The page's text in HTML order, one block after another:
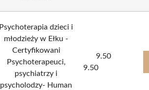
Psychoterapia dzieci i
młodzieży w Ełku -
Certyfikowani
Psychoterapeuci,
psychiatrzy i
psycholodzy- Human
9.50
9.50